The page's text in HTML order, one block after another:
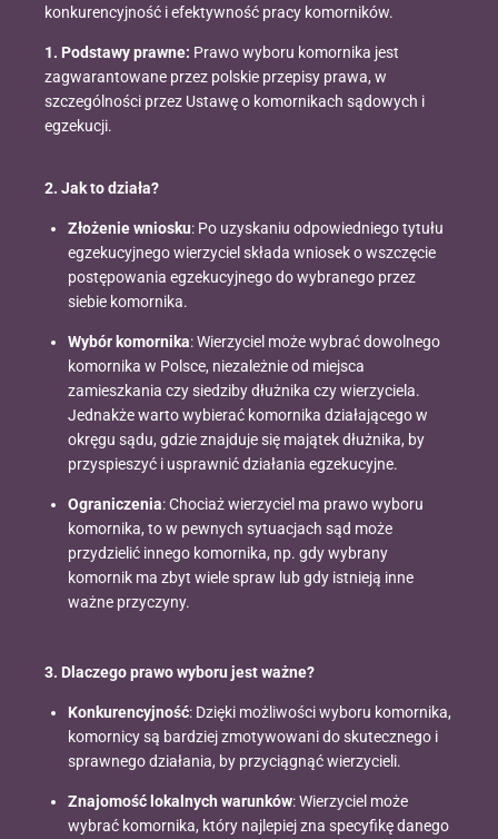
konkurencyjność i efektywność pracy komorników.
1. Podstawy prawne: Prawo wyboru komornika jest
zagwarantowane przez polskie przepisy prawa, w
szczególności przez Ustawę o komornikach sądowych i
egzekucji.
2. Jak to działa?
Złożenie wniosku: Po uzyskaniu odpowiedniego tytułu
egzekucyjnego wierzyciel składa wniosek o wszczęcie
postępowania egzekucyjnego do wybranego przez
siebie komornika.
Wybór komornika: Wierzyciel może wybrać dowolnego
komornika w Polsce, niezależnie od miejsca
zamieszkania czy siedziby dłużnika czy wierzyciela.
Jednakże warto wybierać komornika działającego w
okręgu sądu, gdzie znajduje się majątek dłużnika, by
przyspieszyć i usprawnić działania egzekucyjne.
Ograniczenia: Chociaż wierzyciel ma prawo wyboru
komornika, to w pewnych sytuacjach sąd może
przydzielić innego komornika, np. gdy wybrany
komornik ma zbyt wiele spraw lub gdy istnieją inne
ważne przyczyny.
3. Dlaczego prawo wyboru jest ważne?
Konkurencyjność: Dzięki możliwości wyboru komornika,
komornicy są bardziej zmotywowani do skutecznego i
sprawnego działania, by przyciągnąć wierzycieli.
Znajomość lokalnych warunków: Wierzyciel może
wybrać komornika, który najlepiej zna specyfikę danego